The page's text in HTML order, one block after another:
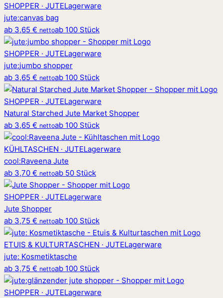
SHOPPER · JUTELagerware
jute:canvas bag
ab 3,65 € nettoab 100 Stück
SHOPPER · JUTELagerware
jute:jumbo shopper
ab 3,65 € nettoab 100 Stück
SHOPPER · JUTELagerware
Natural Starched Jute Market Shopper
ab 3,65 € nettoab 100 Stück
KÜHLTASCHEN · JUTELagerware
cool:Raveena Jute
ab 3,70 € nettoab 50 Stück
SHOPPER · JUTELagerware
Jute Shopper
ab 3,75 € nettoab 100 Stück
ETUIS & KULTURTASCHEN · JUTELagerware
jute: Kosmetiktasche
ab 3,75 € nettoab 100 Stück
SHOPPER · JUTELagerware